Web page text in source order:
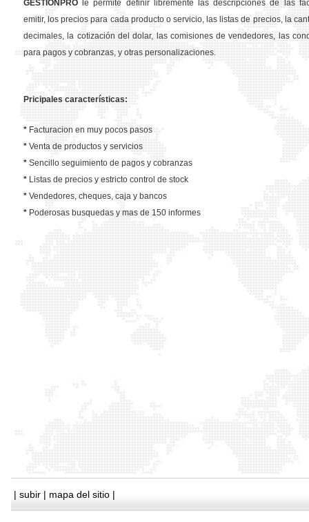
GESTION PRO le permite definir libremente las descripciones de las
emitir, los precios para cada producto o servicio, las listas de precios, la
decimales, la cotización del dolar, las comisiones de vendedores, las
para pagos y cobranzas, y otras personalizaciones.
Pricipales características:
* Facturacion en muy pocos pasos
* Venta de productos y servicios
* Sencillo seguimiento de pagos y cobranzas
* Listas de precios y estricto control de stock
* Vendedores, cheques, caja y bancos
* Poderosas busquedas y mas de 150 informes
| subir | mapa del sitio |